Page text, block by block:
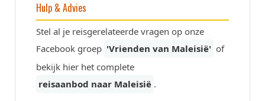
Hulp & Advies
Stel al je reisgerelateerde vragen op onze
Facebook groep 'Vrienden van Maleisië' of
bekijk hier het complete
reisaanbod naar Maleisië .